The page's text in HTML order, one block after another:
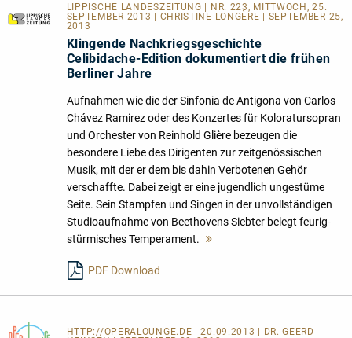
LIPPISCHE LANDESZEITUNG | NR. 223, MITTWOCH, 25.
SEPTEMBER 2013 | CHRISTINE LONGÈRE | SEPTEMBER 25,
2013
Klingende Nachkriegsgeschichte
Celibidache-Edition dokumentiert die frühen
Berliner Jahre
Aufnahmen wie die der Sinfonia de Antigona von Carlos
Chávez Ramirez oder des Konzertes für Koloratursopran
und Orchester von Reinhold Glière bezeugen die
besondere Liebe des Dirigenten zur zeitgenössischen
Musik, mit der er dem bis dahin Verbotenen Gehör
verschaffte. Dabei zeigt er eine jugendlich ungestüme
Seite. Sein Stampfen und Singen in der unvollständigen
Studioaufnahme von Beethovens Siebter belegt feurig-
stürmisches Temperament.
PDF Download
HTTP://OPERALOUNGE.DE
| 20.09.2013 | DR. GEERD